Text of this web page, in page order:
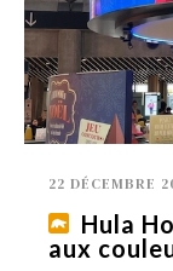
22 DÉCEMBRE
Hula
aux